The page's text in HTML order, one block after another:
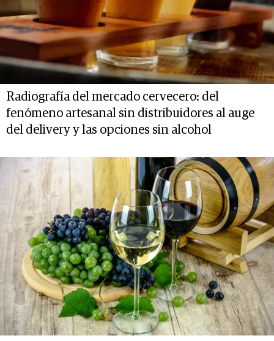
Radiografía del mercado cervecero: del
fenómeno artesanal sin distribuidores al auge
del delivery y las opciones sin alcohol